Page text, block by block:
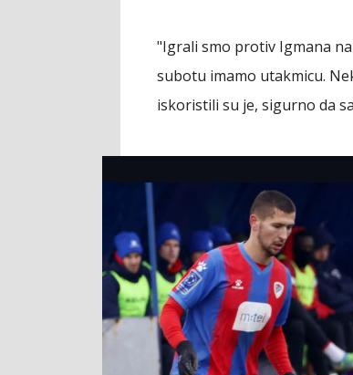
"Igrali smo protiv Igmana
subotu imamo utakmicu.
iskoristili su je, sigurno da